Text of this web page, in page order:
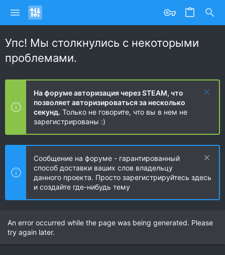
Упс! Мы столкнулись с некоторыми
проблемами.
На форуме авторизация через STEAM, что
позволяет авторизироваться за несколько
секунд. Только не говорите, что вы в нем не
зарегистрированы :)
Сообщение на форуме - гарантированный
способ доставки ваших слов владельцу
данного проекта. Просто зарегистрируйтесь здесь
и создайте где-нибудь тему
An error occurred while the page was being generated. Please
try again later.